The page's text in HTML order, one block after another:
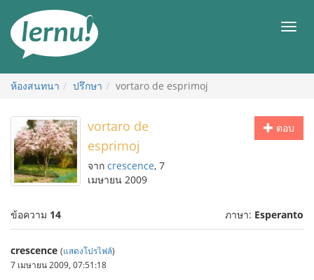
สารบัญ
เมนู
ห้องสนทนา ปรึกษา vortaro de esprimoj
ตอบ
vortaro de
esprimoj
จาก crescence, 7
เมษายน 2009
ข้อความ 14 ภาษา: Esperanto
crescence (แสดงโปรไฟล์)
7 เมษายน 2009, 07:51:18